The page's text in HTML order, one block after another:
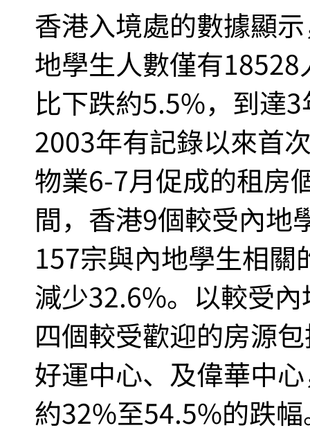
香港入境處的數據顯
地學生人數僅有
比下跌約5.5%，到達
2003年有記錄以來首
物業6-7月促成的租房
間，香港9個較受內地
157宗與內地學生相
減少32.6%。以較受
四個較受歡迎的房源
好運中心、及偉華中
約32%至54.5%的跌